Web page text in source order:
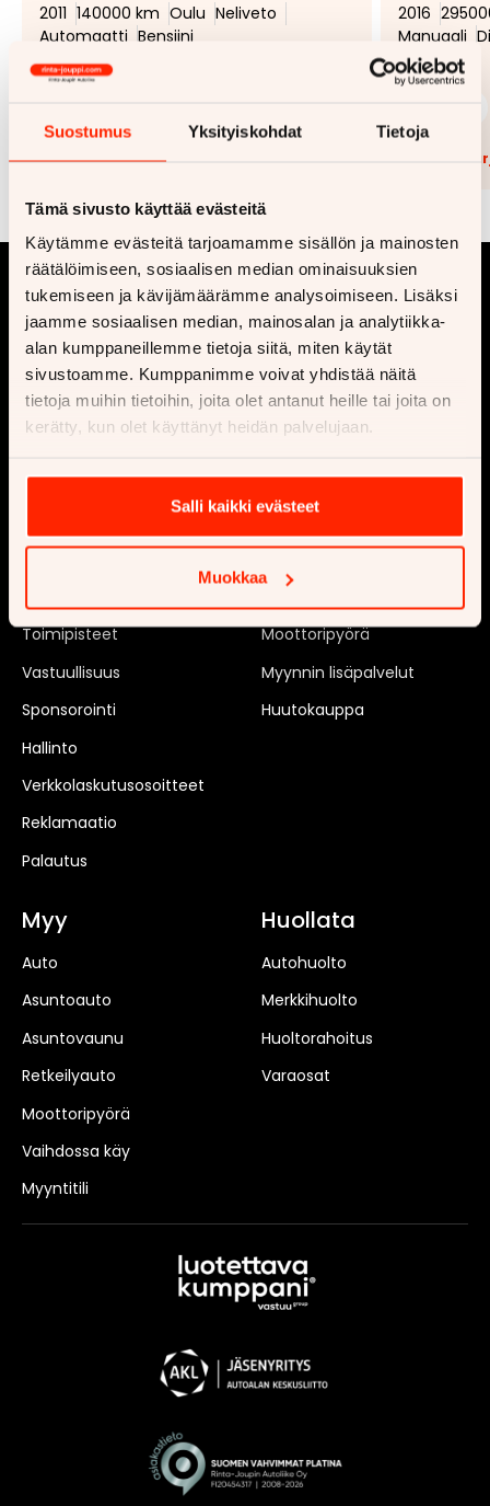
Suostumus Yksityiskohdat Tietoja
Tämä sivusto käyttää evästeitä
Käytämme evästeitä tarjoamamme sisällön ja mainosten
räätälöimiseen, sosiaalisen median ominaisuuksien
tukemiseen ja kävijämäärämme analysoimiseen. Lisäksi
jaamme sosiaalisen median, mainosalan ja analytiikka-
alan kumppaneillemme tietoja siitä, miten käytät
sivustoamme. Kumppanimme voivat yhdistää näitä
tietoja muihin tietoihin, joita olet antanut heille tai joita on
kerätty, kun olet käyttänyt heidän palvelujaan.
Salli kaikki evästeet
Muokkaa
2011 140000 km Oulu Neliveto
Automaatti Bensiini
Lisää tarjouspyyntöön
2016
Manuaali
Lisää
Yritys
Ota yhteyttä
Toimipisteet
Vastuullisuus
Sponsorointi
Hallinto
Verkkolaskutusosoitteet
Reklamaatio
Palautus
Osta
Vaihtoautot
Moottoripyörä
Myynnin lisäpalvelut
Huutokauppa
Myy
Auto
Asuntoauto
Asuntovaunu
Retkeilyauto
Moottoripyörä
Vaihdossa käy
Myyntitili
Huollata
Autohuolto
Merkkihuolto
Huoltorahoitus
Varaosat